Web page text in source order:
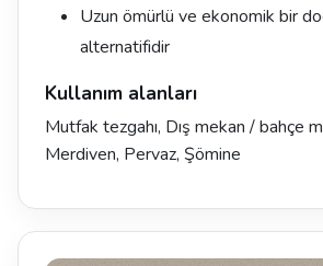
Uzun ömürlü ve ekonomik bir
alternatifidir
Kullanım alanları
Mutfak tezgahı, Dış mekan / bahçe
Merdiven, Pervaz, Şömine